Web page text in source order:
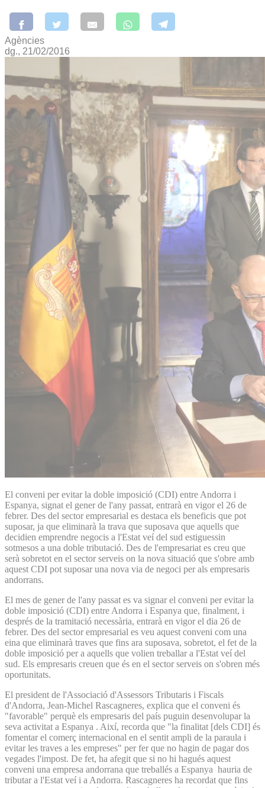
Agències
dg., 21/02/2016
El conveni per evitar la doble imposició (CDI) entre Andorra i
Espanya, signat el gener de l'any passat, entrarà en vigor el 26 de
febrer. Des del sector empresarial es destaca els beneficis que pot
suposar, ja que eliminarà la trava que suposava que aquells que
decidien emprendre negocis a l'Estat veí del sud estiguessin
sotmesos a una doble tributació. Des de l'empresariat es creu que
serà sobretot en el sector serveis on la nova situació que s'obre amb
aquest CDI pot suposar una nova via de negoci per als empresaris
andorrans.
El mes de gener de l'any passat es va signar el conveni per evitar la
doble imposició (CDI) entre Andorra i Espanya que, finalment, i
després de la tramitació necessària, entrarà en vigor el dia 26 de
febrer. Des del sector empresarial es veu aquest conveni com una
eina que eliminarà traves que fins ara suposava, sobretot, el fet de la
doble imposició per a aquells que volien treballar a l'Estat veí del
sud. Els empresaris creuen que és en el sector serveis on s'obren més
oportunitats.
El president de l'Associació d'Assessors Tributaris i Fiscals
d'Andorra, Jean-Michel Rascagneres, explica que el conveni és
"favorable" perquè els empresaris del país puguin desenvolupar la
seva activitat a Espanya . Així, recorda que "la finalitat [dels CDI] és
fomentar el comerç internacional en el sentit ampli de la paraula i
evitar les traves a les empreses" per fer que no hagin de pagar dos
vegades l'impost. De fet, ha afegit que si no hi hagués aquest
conveni una empresa andorrana que treballés a Espanya hauria de
tributar a l'Estat veí i a Andorra. Rascagneres ha recordat que fins